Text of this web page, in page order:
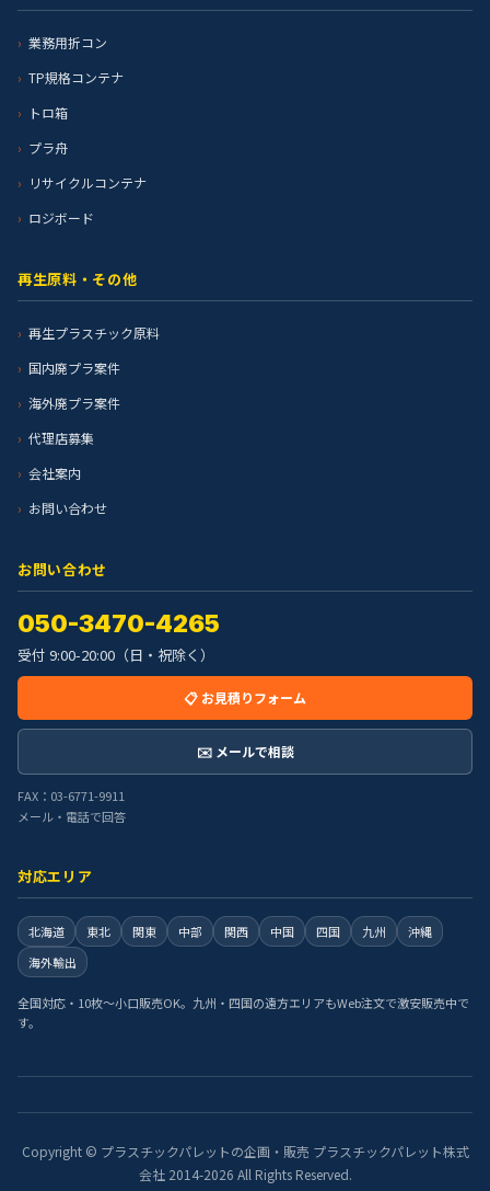
業務用折コン
TP規格コンテナ
トロ箱
プラ舟
リサイクルコンテナ
ロジボード
再生原料・その他
再生プラスチック原料
国内廃プラ案件
海外廃プラ案件
代理店募集
会社案内
お問い合わせ
お問い合わせ
050-3470-4265
受付 9:00-20:00（日・祝除く）
📋 お見積りフォーム
✉️ メールで相談
FAX：03-6771-9911
メール・電話で回答
対応エリア
北海道 東北 関東 中部 関西 中国 四国 九州
沖縄
海外輸出
全国対応・10枚〜小口販売OK。九州・四国の遠方エリアもWeb注文で激安販売中で
す。
Copyright © プラスチックパレットの企画・販売 プラスチックパレット株式
会社 2014-2026 All Rights Reserved.